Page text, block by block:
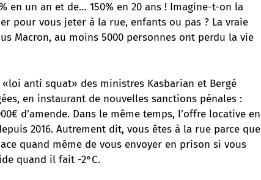
en un an et de… 150% en 20 ans ! Imagine-t-on la
pour vous jeter à la rue, enfants ou pas ? La vraie
Macron, au moins 5000 personnes ont perdu la vie
anti squat» des ministres Kasbarian et Bergé
en instaurant de nouvelles sanctions pénales :
d’amende. Dans le même temps, l’offre locative en
2016. Autrement dit, vous êtes à la rue parce que
quand même de vous envoyer en prison si vous
quand il fait -2°C.